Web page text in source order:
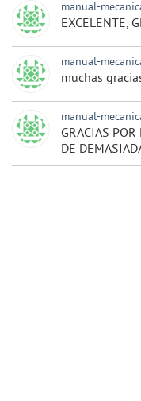
manual-
EXCELENTE,
manual-
muchas
manual-
GRACIAS POR
DE